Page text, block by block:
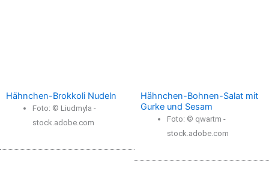
Hähnchen-Brokkoli Nudeln
Foto: © Liudmyla -
stock.adobe.com
Hähnchen-Bohnen-Salat mit
Gurke und Sesam
Foto: © qwartm -
stock.adobe.com